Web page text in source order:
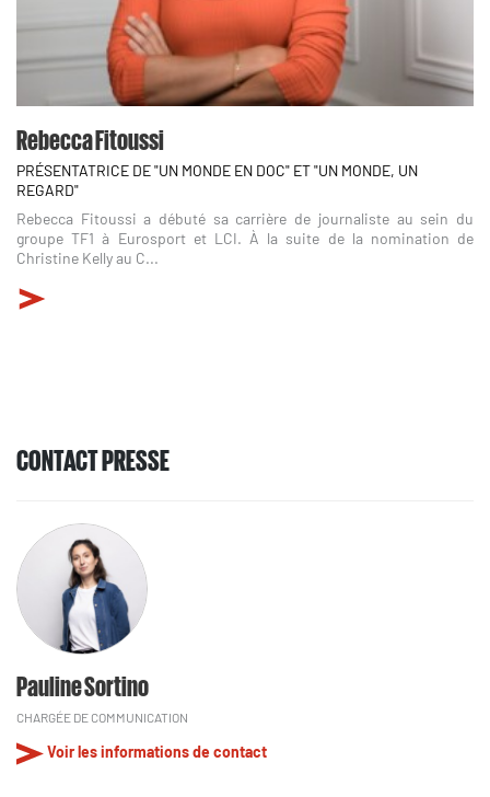
Rebecca Fitoussi
PRÉSENTATRICE DE "UN MONDE EN DOC" ET "UN MONDE, UN
REGARD"
Rebecca Fitoussi a débuté sa carrière de journaliste au sein du
groupe TF1 à Eurosport et LCI. À la suite de la nomination de
Christine Kelly au C...
CONTACT PRESSE
Pauline Sortino
CHARGÉE DE COMMUNICATION
Voir les informations de contact